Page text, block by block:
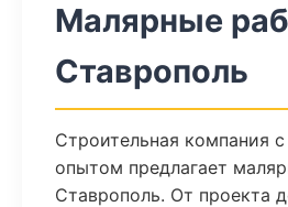
Малярные
Ставрополь
Строительная компания
опытом предлагает
Ставрополь. От проекта